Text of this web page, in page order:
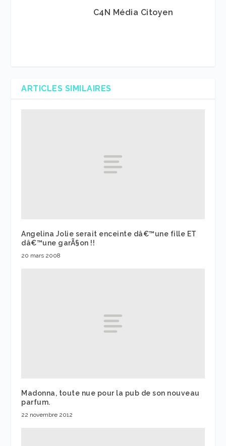
C4N Média Citoyen
ARTICLES SIMILAIRES
Angelina Jolie serait enceinte dâ€™une fille ET
dâ€™une garÃ§on !!
20 mars 2008
Madonna, toute nue pour la pub de son nouveau
parfum.
22 novembre 2012